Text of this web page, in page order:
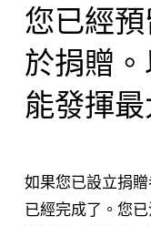
您已經
於捐贈
能發揮
如果您已設立捐
已經完成了。您